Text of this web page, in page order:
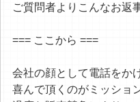
ご質問者よりこんなお返
=== ここから ===
会社の顔として電話をか
喜んで頂くのがミッショ